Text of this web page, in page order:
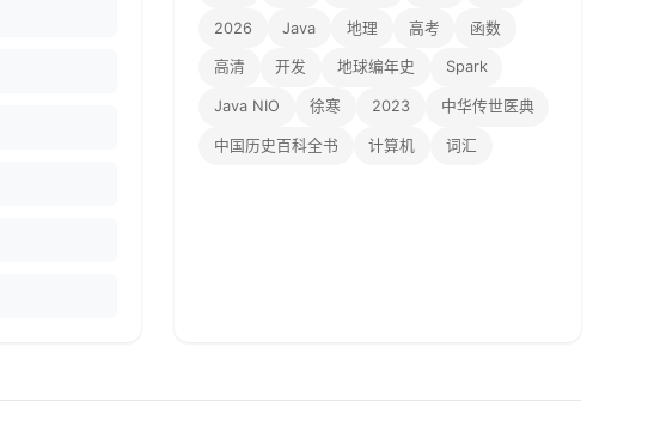
2026 Java 地理 高考 函数
高清 开发 地球编年史 Spark
Java NIO 徐寒 2023 中华传世医典
中国历史百科全书 计算机 词汇